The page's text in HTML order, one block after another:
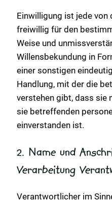
Einwilligung ist jede
freiwillig für den
Weise und
Willensbekundung in
einer sonstigen
Handlung, mit der die
verstehen gibt, dass sie
sie betreffenden
einverstanden ist.
2. Name und
Verarbeitung
Verantwortlicher im